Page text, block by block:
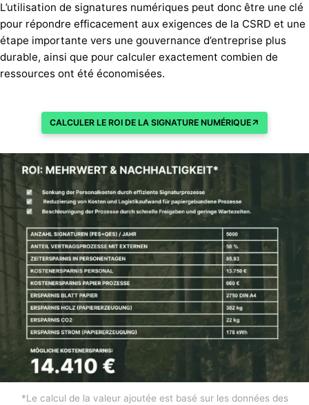
L’utilisation de signatures numériques peut donc être une clé
pour répondre efficacement aux exigences de la CSRD et une
étape importante vers une gouvernance d’entreprise plus
durable, ainsi que pour calculer exactement combien de
ressources ont été économisées.
CALCULER LE ROI DE LA SIGNATURE NUMÉRIQUE
*Le calcul de la valeur ajoutée est basé sur les données des